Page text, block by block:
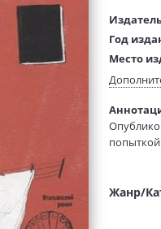
Год
Место
Возраст:
Язык
Редактор/
Тип
Валерия
Жанр/